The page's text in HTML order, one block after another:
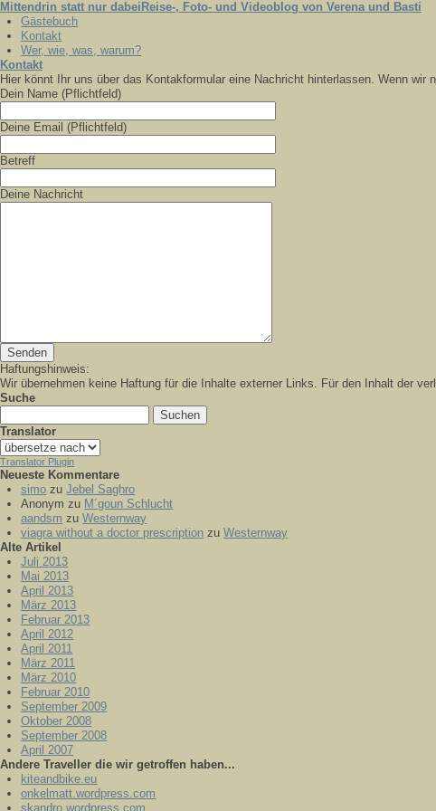
Mittendrin statt nur dabei Reise-, Foto- und Videoblog von Verena und Basti
Gästebuch
Kontakt
Wer, wie, was, warum?
Kontakt
Hier könnt Ihr uns über das Kontakformular eine Nachricht hinterlassen. Wenn
Dein Name (Pflichtfeld)
Deine Email (Pflichtfeld)
Betreff
Deine Nachricht
Haftungshinweis:
Wir übernehmen keine Haftung für die Inhalte externer Links. Für den Inhalt der
Suche
nach:
Translator
Translator Plugin
Neueste Kommentare
simo zuJebel Saghro
Anonym zu M´goun Schlucht
aandsm zuWesternway
viagra without a doctor prescription zuWesternway
Alte Artikel
Juli 2013
Mai 2013
April 2013
März 2013
Februar 2013
April 2012
April 2011
März 2011
März 2010
Februar 2010
September 2009
Oktober 2008
September 2008
April 2007
Andere Traveller die wir getroffen haben...
kiteandbike.eu
onkelmatt.wordpress.com
skandro.wordpress.com